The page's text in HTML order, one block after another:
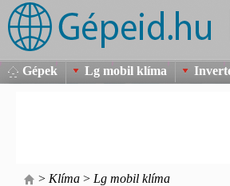
Gépek
Lg mobil klíma
> Klíma > Lg mobil klíma